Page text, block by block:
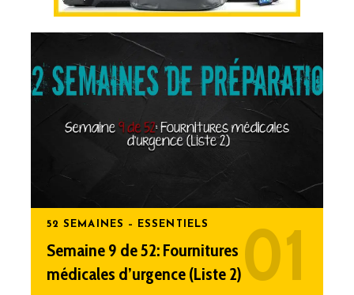
52 SEMAINES – ESSENTIELS
Semaine 9 de 52: Fournitures
médicales d’urgence (Liste 2)